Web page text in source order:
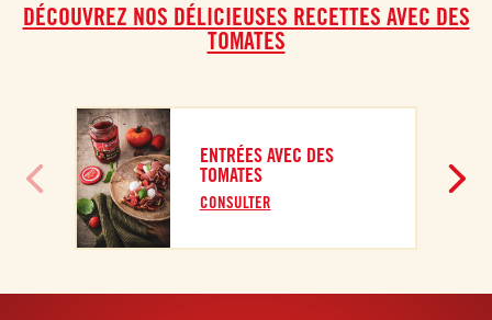
DÉCOUVREZ NOS DÉLICIEUSES RECETTES AVEC DES
TOMATES
ENTRÉES AVEC DES
TOMATES
CONSULTER